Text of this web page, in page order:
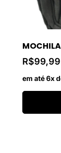
R$99,99
em até 6x